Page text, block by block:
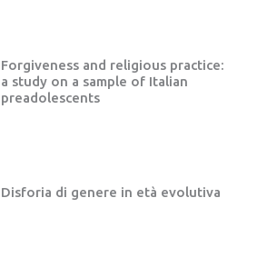
Forgiveness and religious practice:
a study on a sample of Italian
preadolescents
Disforia di genere in età evolutiva